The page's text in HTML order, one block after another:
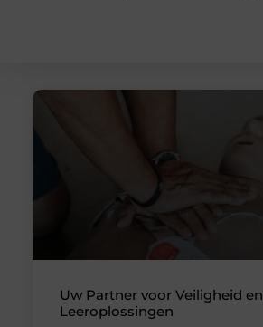
Uw Partner voor Veiligheid en
Leeroplossingen